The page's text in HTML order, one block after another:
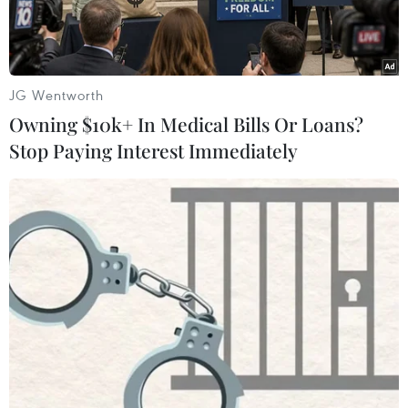
Con chó cắn cụ bà tử vong. (Nguồn: Công an cung cấp)
Công an thành phố Dĩ An, tỉnh Bình Dương cho
biết cơ quan công an đã phối hợp cùng cơ quan
JG Wentworth
Owning $10k+ In Medical Bills Or Loans?
Stop Paying Interest Immediately